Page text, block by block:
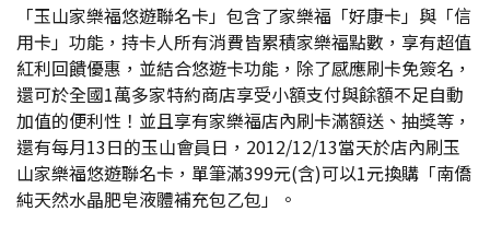
「玉山家樂福悠遊聯名卡」包含了家樂福「好康卡」與「信
用卡」功能，持卡人所有消費皆累積家樂福點數，享有超值
紅利回饋優惠，並結合悠遊卡功能，除了感應刷卡免簽名，
還可於全國1萬多家特約商店享受小額支付與餘額不足自動
加值的便利性！並且享有家樂福店內刷卡滿額送、抽獎等，
還有每月13日的玉山會員日，2012/12/13當天於店內刷玉
山家樂福悠遊聯名卡，單筆滿399元(含)可以1元換購「南僑
純天然水晶肥皂液體補充包乙包」。